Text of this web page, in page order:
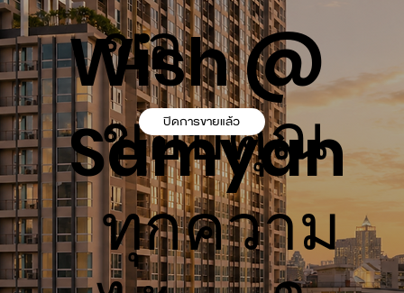
ขอ
ขอบคุณ
ทุกความ
Wish @
Samyan
ปิดการขายแล้ว